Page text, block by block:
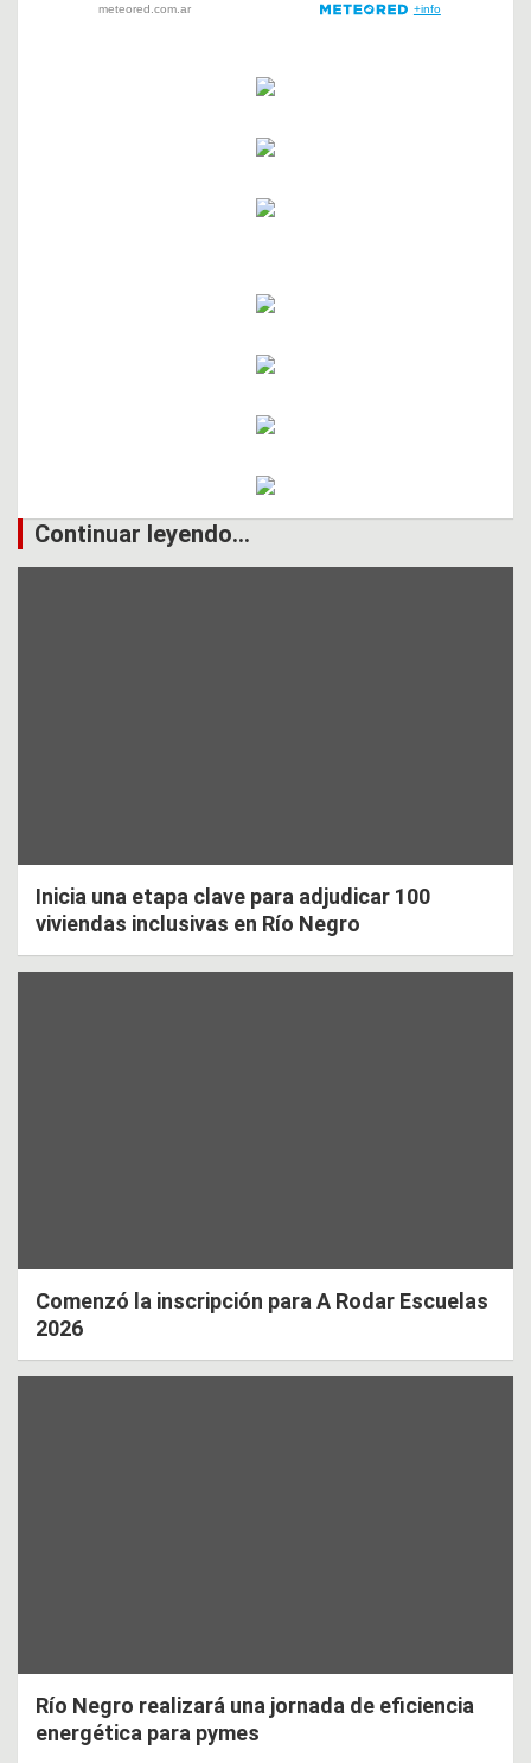
Continuar leyendo...
Inicia una etapa clave para adjudicar 100
viviendas inclusivas en Río Negro
Comenzó la inscripción para A Rodar Escuelas
2026
Río Negro realizará una jornada de eficiencia
energética para pymes